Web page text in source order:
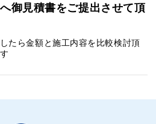
御見積書をご提出させて頂
たら金額と施工内容を比較検討頂